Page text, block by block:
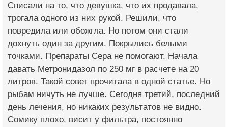
Списали на то, что девушка, что их продавала,
трогала одного из них рукой. Решили, что
повредила или обожгла. Но потом они стали
дохнуть один за другим. Покрылись белыми
точками. Препараты Сера не помогают. Начала
давать Метронидазол по 250 мг в расчете на 20
литров. Такой совет прочитала в одной статье. Но
рыбам ничуть не лучше. Сегодня третий, последний
день лечения, но никаких результатов не видно.
Сомику плохо, висит у фильтра, постоянно